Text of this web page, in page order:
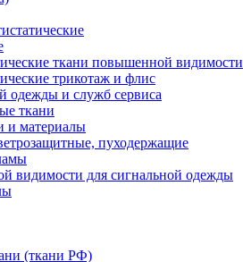
ткани повышенной видимости
трикотаж и флис
одежды и служб сервиса
ткани
и материалы
пуходержащие
видимости для сигнальной одежды
(ткани РФ)